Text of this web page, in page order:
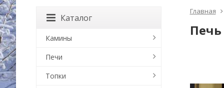
Главная
Каталог
Камины
Печи
Топки